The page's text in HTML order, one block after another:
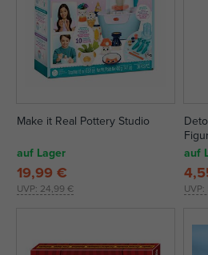
Make it Real Pottery Studio
auf Lager
UVP: 24,99 €
19,99 €
auf
UVP: